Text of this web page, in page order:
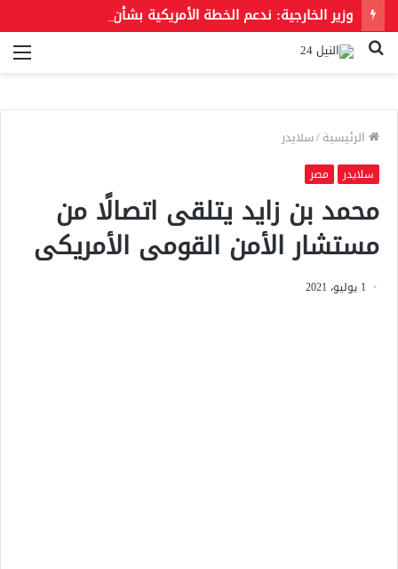
بحث
الرئيسية/سلايدر
سلايدر مصر
محمد بن زايد يتلقى اتصالًا من
مستشار الأمن القومى الأمريكى
1 يوليو، 2021